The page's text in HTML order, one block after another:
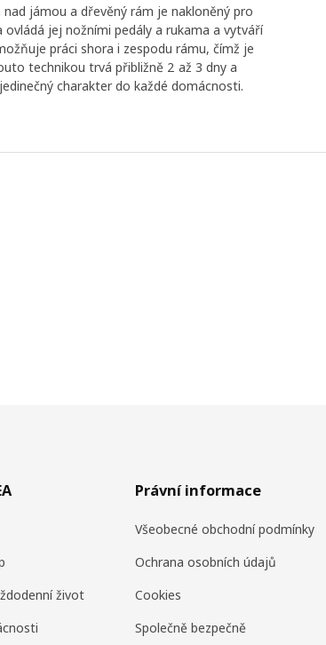
jámou a dřevěný rám je nakloněný pro
jej nožními pedály a rukama a vytváří
práci shora i zespodu rámu, čímž je
technikou trvá přibližně 2 až 3 dny a
charakter do každé domácnosti.
život
Právní informace
Všeobecné obchodní podmínky
Ochrana osobních údajů
Cookies
Společně bezpečně